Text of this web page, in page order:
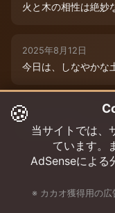
火と木の相性は絶妙
2025年8月12日
今日は、しなやかな
2025年8月9日
水と木の絶妙な共
🍪
当サイトでは、
ています。
AdSenseによる
※ カカオ獲得用の広